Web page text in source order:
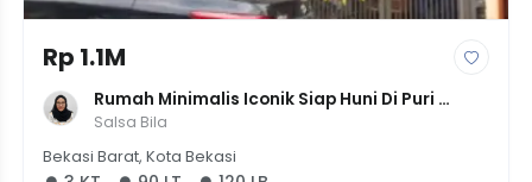
Rp 1.1M
Rumah Minimalis Iconik Siap Huni Di Puri
Bintara Regency, LT 90m², 3 KT - Harga 1.05M
Salsa Bila
Bekasi Barat, Kota Bekasi